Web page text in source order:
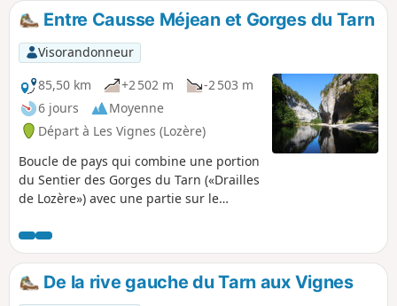
Entre Causse Méjean et Gorges du Tarn
Visorandonneur
85,50 km
+2 502 m
-2 503 m
6 jours
Moyenne
Départ à Les Vignes (Lozère)
Boucle de pays qui combine une portion
du Sentier des Gorges du Tarn («Drailles
de Lozère») avec une partie sur le
village de Vignes entre la Malène et le
Rozier Parcours réalisé par l'auteur en
septembre 2019
De la rive gauche du Tarn aux Vignes